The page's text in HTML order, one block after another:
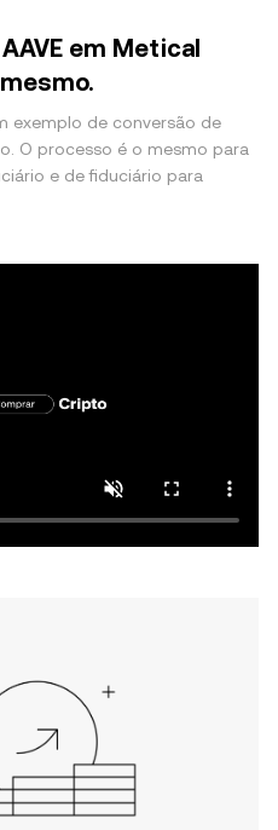
em Metical
exemplo de conversão de
O processo é o mesmo para
e de fiduciário para